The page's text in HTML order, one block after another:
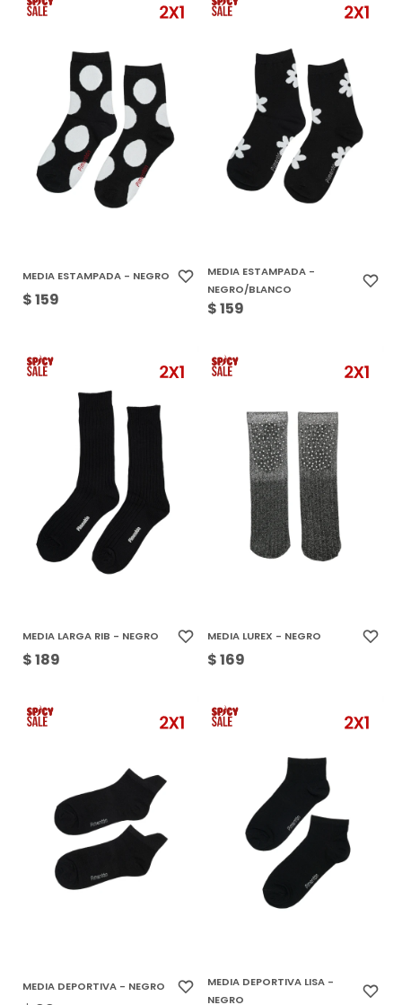
MEDIA ESTAMPADA - NEGRO
$159
MEDIA ESTAMPADA -
NEGRO/BLANCO
$159
MEDIA LARGA RIB - NEGRO
$189
MEDIA LUREX - NEGRO
$169
MEDIA DEPORTIVA - NEGRO
MEDIA DEPORTIVA LISA -
NEGRO